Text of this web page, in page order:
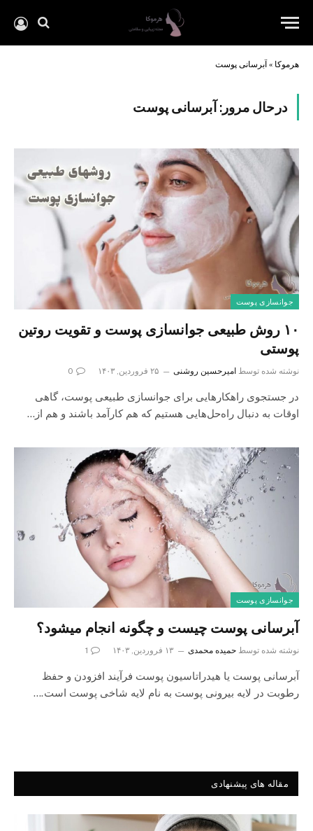
هرموکا » آبرسانی پوست
درحال مرور: آبرسانی پوست
جوانسازی پوست
۱۰ روش طبیعی جوانسازی پوست و تقویت روتین
پوستی
نوشته شده توسط امیرحسین روشنی ۲۵ فروردین, ۱۴۰۳ 0
در جستجوی راهکارهایی برای جوانسازی طبیعی پوست، گاهی
اوقات به دنبال راه‌حل‌هایی هستیم که هم کارآمد باشند و هم از…
جوانسازی پوست
آبرسانی پوست چیست و چگونه انجام میشود؟
نوشته شده توسط حمیده محمدی ۱۳ فروردین, ۱۴۰۳ 1
آبرسانی پوست یا هیدراتاسیون پوست فرآیند افزودن و حفظ
رطوبت در لایه بیرونی پوست به نام لایه شاخی پوست است.…
مقاله های پیشنهادی